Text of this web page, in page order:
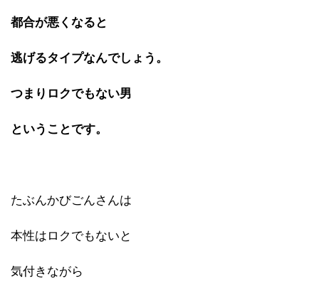
都合が悪くなると
逃げるタイプなんでしょう。
つまりロクでもない男
ということです。
たぶんかびごんさんは
本性はロクでもないと
気付きながら